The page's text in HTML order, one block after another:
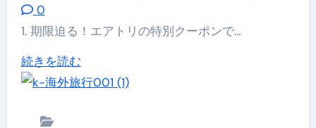
く
む
つ
て
す
プ
ラ
ー
ま
も
0
1. 期限迫る！エアトリの特別クーポンで…
続きを読む【8/17
ま